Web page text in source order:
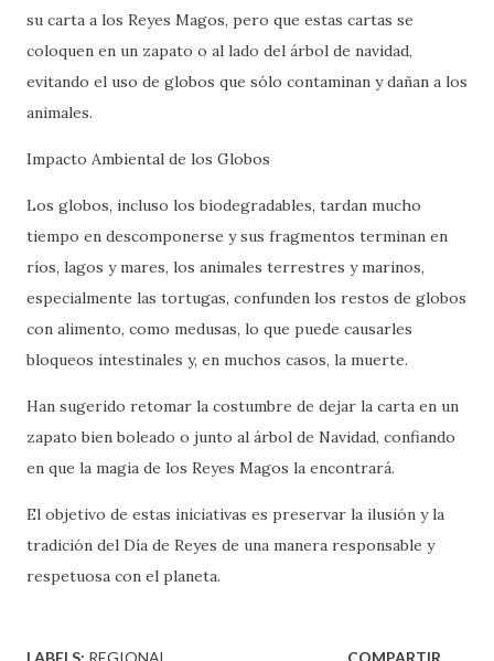
su carta a los Reyes Magos, pero que estas cartas se
coloquen en un zapato o al lado del árbol de navidad,
evitando el uso de globos que sólo contaminan y dañan a los
animales.
Impacto Ambiental de los Globos
Los globos, incluso los biodegradables, tardan mucho
tiempo en descomponerse y sus fragmentos terminan en
ríos, lagos y mares, los animales terrestres y marinos,
especialmente las tortugas, confunden los restos de globos
con alimento, como medusas, lo que puede causarles
bloqueos intestinales y, en muchos casos, la muerte.
Han sugerido retomar la costumbre de dejar la carta en un
zapato bien boleado o junto al árbol de Navidad, confiando
en que la magia de los Reyes Magos la encontrará.
El objetivo de estas iniciativas es preservar la ilusión y la
tradición del Día de Reyes de una manera responsable y
respetuosa con el planeta.
LABELS: REGIONAL COMPARTIR